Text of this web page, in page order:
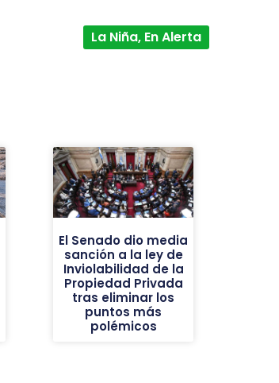
La Niña, En Alerta
El Senado dio media
sanción a la ley de
Inviolabilidad de la
Propiedad Privada
tras eliminar los
puntos más
polémicos